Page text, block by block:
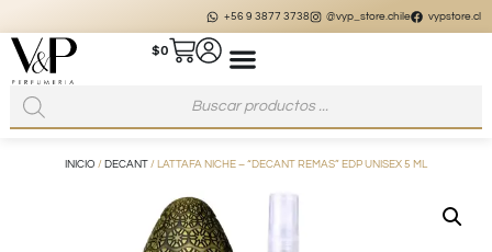
+56 9 3877 3738 @vyp_store.chile vypstore.cl
$0
INICIO / DECANT / LATTAFA NICHE – “DECANT REMAS” EDP UNISEX 5 ML